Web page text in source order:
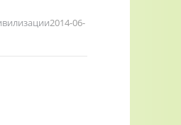
2014-06-